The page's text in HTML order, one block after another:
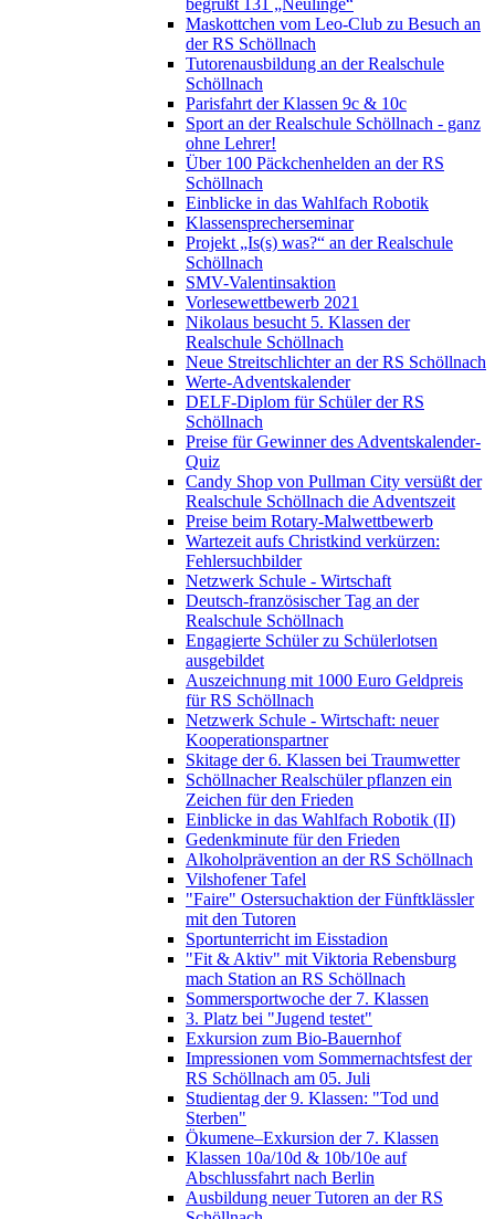
begrüßt 131 „Neulinge“
Maskottchen vom Leo-Club zu Besuch an
der RS Schöllnach
Tutorenausbildung an der Realschule
Schöllnach
Parisfahrt der Klassen 9c & 10c
Sport an der Realschule Schöllnach - ganz
ohne Lehrer!
Über 100 Päckchenhelden an der RS
Schöllnach
Einblicke in das Wahlfach Robotik
Klassensprecherseminar
Projekt „Is(s) was?“ an der Realschule
Schöllnach
SMV-Valentinsaktion
Vorlesewettbewerb 2021
Nikolaus besucht 5. Klassen der
Realschule Schöllnach
Neue Streitschlichter an der RS Schöllnach
Werte-Adventskalender
DELF-Diplom für Schüler der RS
Schöllnach
Preise für Gewinner des Adventskalender-
Quiz
Candy Shop von Pullman City versüßt der
Realschule Schöllnach die Adventszeit
Preise beim Rotary-Malwettbewerb
Wartezeit aufs Christkind verkürzen:
Fehlersuchbilder
Netzwerk Schule - Wirtschaft
Deutsch-französischer Tag an der
Realschule Schöllnach
Engagierte Schüler zu Schülerlotsen
ausgebildet
Auszeichnung mit 1000 Euro Geldpreis
für RS Schöllnach
Netzwerk Schule - Wirtschaft: neuer
Kooperationspartner
Skitage der 6. Klassen bei Traumwetter
Schöllnacher Realschüler pflanzen ein
Zeichen für den Frieden
Einblicke in das Wahlfach Robotik (II)
Gedenkminute für den Frieden
Alkoholprävention an der RS Schöllnach
Vilshofener Tafel
"Faire" Ostersuchaktion der Fünftklässler
mit den Tutoren
Sportunterricht im Eisstadion
"Fit & Aktiv" mit Viktoria Rebensburg
mach Station an RS Schöllnach
Sommersportwoche der 7. Klassen
3. Platz bei "Jugend testet"
Exkursion zum Bio-Bauernhof
Impressionen vom Sommernachtsfest der
RS Schöllnach am 05. Juli
Studientag der 9. Klassen: "Tod und
Sterben"
Ökumene–Exkursion der 7. Klassen
Klassen 10a/10d & 10b/10e auf
Abschlussfahrt nach Berlin
Ausbildung neuer Tutoren an der RS